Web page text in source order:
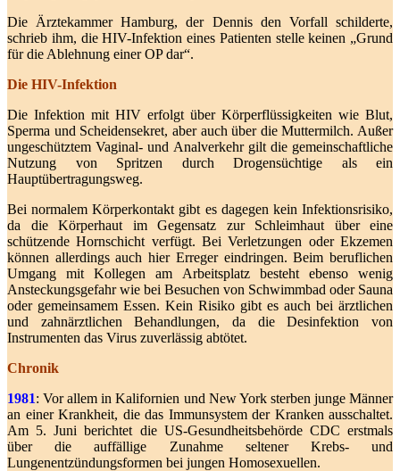
Die Ärztekammer Hamburg, der Dennis den Vorfall schilderte,
schrieb ihm, die HIV-Infektion eines Patienten stelle keinen „Grund
für die Ablehnung einer OP dar“.
Die HIV-Infektion
Die Infektion mit HIV erfolgt über Körperflüssigkeiten wie Blut,
Sperma und Scheidensekret, aber auch über die Muttermilch. Außer
ungeschütztem Vaginal- und Analverkehr gilt die gemeinschaftliche
Nutzung von Spritzen durch Drogensüchtige als ein
Hauptübertragungsweg.
Bei normalem Körperkontakt gibt es dagegen kein Infektionsrisiko,
da die Körperhaut im Gegensatz zur Schleimhaut über eine
schützende Hornschicht verfügt. Bei Verletzungen oder Ekzemen
können allerdings auch hier Erreger eindringen. Beim beruflichen
Umgang mit Kollegen am Arbeitsplatz besteht ebenso wenig
Ansteckungsgefahr wie bei Besuchen von Schwimmbad oder Sauna
oder gemeinsamem Essen. Kein Risiko gibt es auch bei ärztlichen
und zahnärztlichen Behandlungen, da die Desinfektion von
Instrumenten das Virus zuverlässig abtötet.
Chronik
1981: Vor allem in Kalifornien und New York sterben junge Männer
an einer Krankheit, die das Immunsystem der Kranken ausschaltet.
Am 5. Juni berichtet die US-Gesundheitsbehörde CDC erstmals
über die auffällige Zunahme seltener Krebs- und
Lungenentzündungsformen bei jungen Homosexuellen.